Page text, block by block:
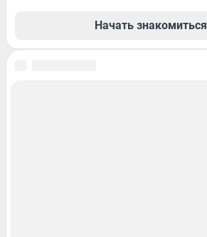
Начать знакомиться